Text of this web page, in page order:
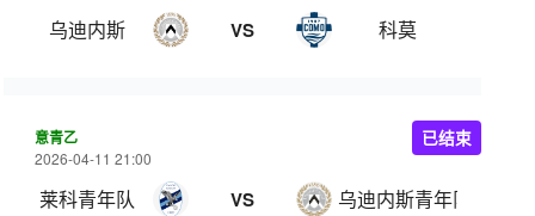
乌迪内斯 VS 科莫
意青乙
2026-04-11 21:00
莱科青年队 VS 乌迪内斯青年队
已结束